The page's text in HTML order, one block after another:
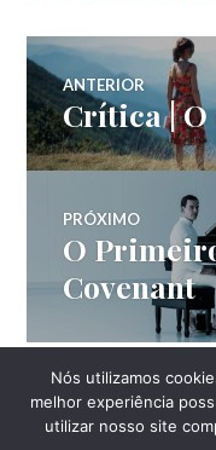
de
Post
ANTERIOR
Post
anterior:
Crítica | O
PRÓXIMO
Próximo
post:
O
Covenant
Nós utilizamos
melhor experiência
utilizar nosso site